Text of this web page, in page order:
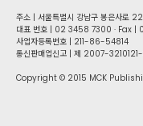
주소 | 서울특별시 강남구 봉은사로
대표 번호 | 02 34​58 7300 · Fax |
사업자등록번호 | 211-86-5​4814
통신판매업신고 | 제 2007-
Copyright © 2015 MCK